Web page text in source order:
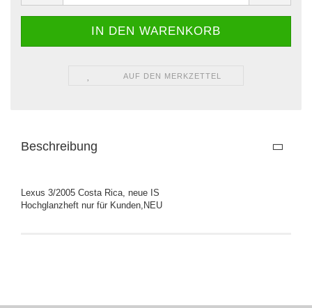
AUF DEN MERKZETTEL
Beschreibung
Lexus 3/2005 Costa Rica, neue IS
Hochglanzheft nur für Kunden,NEU